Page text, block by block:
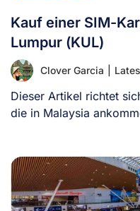
Kauf einer SIM-
Lumpur (KUL)
Clover Garcia
Dieser Artikel richtet
die in Malaysia